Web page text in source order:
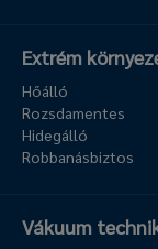
Extrém
Hőálló
Rozsdamentes
Hidegálló
Robbanásbiztos
Vákuum